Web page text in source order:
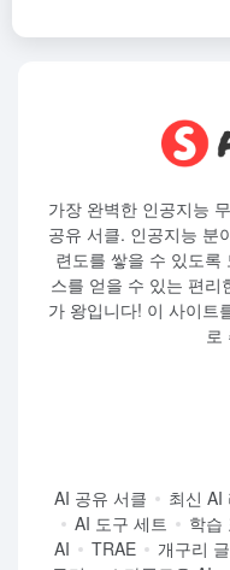
가장 완벽한 인공지능
공유 서클. 인공지능 분
련도를 쌓을 수 있도록
스를 얻을 수 있는 편리
가 왕입니다! 이 사이트
로
AI 공유 서클 최신 AI
AI 도구 세트
학습
AI
TRAE 개구리